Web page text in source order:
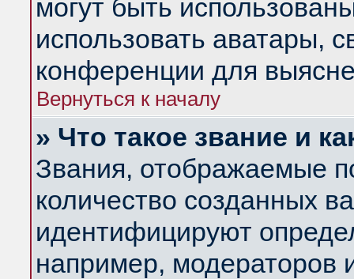
могут быть
использовать аватары,
конференции для
Вернуться к началу
» Что такое звание и
Звания, отображаемые
количество созданных
идентифицируют
например, модераторов